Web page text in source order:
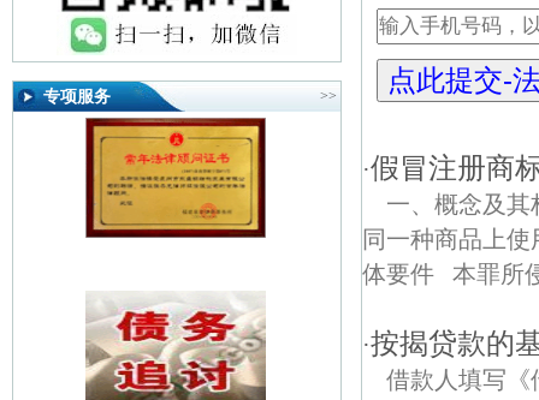
专项服务 >>
·假冒注册商
一、概念及
同一种商品上
体要件 本罪所
·按揭贷款的
借款人填写